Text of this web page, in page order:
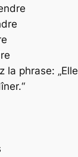
la phrase: „Elle